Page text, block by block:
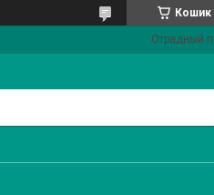
Кошик
Отрадный